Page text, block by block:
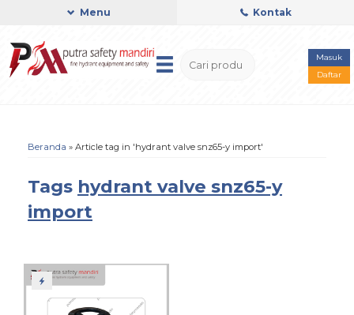
Menu Kontak
Masuk
Daftar
Beranda » Article tag in 'hydrant valve snz65-y import'
Tags hydrant valve snz65-y
import